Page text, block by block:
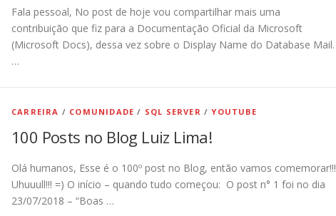
Fala pessoal, No post de hoje vou compartilhar mais uma
contribuição que fiz para a Documentação Oficial da Microsoft
(Microsoft Docs), dessa vez sobre o Display Name do Database Mail.
…
CARREIRA / COMUNIDADE / SQL SERVER /YOUTUBE
100 Posts no Blog Luiz Lima!
Olá humanos, Esse é o 100º post no Blog, então vamos comemorar!!!
Uhuuull!!! =) O início – quando tudo começou: O post n° 1 foi no dia
23/07/2018 – “Boas …